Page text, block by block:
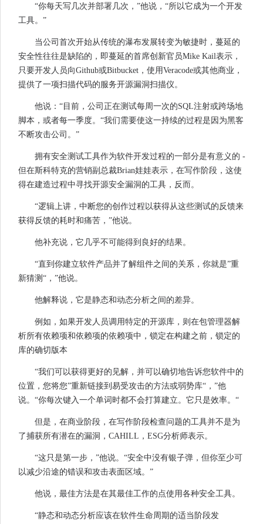
“你每天写几次并部署几次，”他说，“所以它成为一个开发
工具。”
当公司首次开始从传统的瀑布发展转变为敏捷时，蔓延的
安全性往往是缺陷的，即蔓延的首席创新官员Mike Kail表示，
只要开发人员向Github或Bitbucket，使用Veracode或其他商业，
提供了一项扫描代码的服务开源漏洞扫描仪。
他说：“目前，公司正在测试每周一次的SQL注射或跨场地
脚本，或者每一季度。“我们需要使这一持续的过程是因为黑客
不断攻击公司。”
拥有安全测试工具作为软件开发过程的一部分是有意义的 -
但在斯科特克的营销副总裁Brian娃娃表示，在写作阶段，这使
得在建造过程中寻找开源安全漏洞的工具，反而。
“逻辑上讲，中断您的创作过程以获得从这些测试的反馈来
获得反馈的耗时和痛苦，”他说。
他补充说，它几乎不可能得到良好的结果。
“直到你建立软件产品并了解组件之间的关系，你就是”重
新猜测“，”他说。
他解释说，它是静态和动态分析之间的差异。
例如，如果开发人员调用特定的开源库，则在包管理器解
析所有依赖项和依赖项的依赖项中，锁定在构建之前，锁定的
库的确切版本
“我们可以获得更好的见解，并可以确切地告诉您软件中的
位置，您将您”重新链接到易受攻击的方法或弱势库“，”他
说。“你每次键入一个单词时都不会打算建立。它只是效率。“
但是，在商业阶段，在写作阶段检查问题的工具并不是为
了捕获所有潜在的漏洞，CAHILL，ESG分析师表示。
“这只是第一步，”他说。“安全中没有银子弹，但你至少可
以减少沿途的错误和攻击表面区域。”
他说，最佳方法是在其最佳工作的点使用各种安全工具。
“静态和动态分析应该在软件生命周期的适当阶段发